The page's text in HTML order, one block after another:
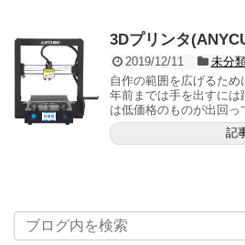
3Dプリンタ
2019/12/11
未分
自作の範囲を広げるた
年前までは手を出すに
は低価格のものが出回っ
記